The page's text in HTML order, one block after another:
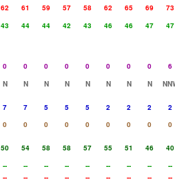
62 61 59 57 58 62 65 69 73
43 44 44 42 43 46 46 47 47
0 0 0 0 0 0 0 0 6
N N N N N N N N
7 7 5 5 5 2 2 2 2
0 0 0 0 0 0 0 0 0
50 54 58 58 57 55 51 46 40
-- -- -- -- -- -- -- -- --
-- -- -- -- -- -- -- -- --